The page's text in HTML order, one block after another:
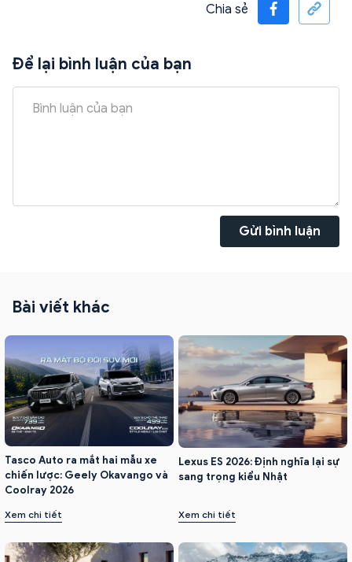
Chia sẻ
Để lại bình luận của bạn
Gửi bình luận
Bài viết khác
Tasco Auto ra mắt hai mẫu xe
chiến lược: Geely Okavango và
Coolray 2026
Xem chi tiết
Lexus ES 2026: Định nghĩa lại sự
sang trọng kiểu Nhật
Xem chi tiết